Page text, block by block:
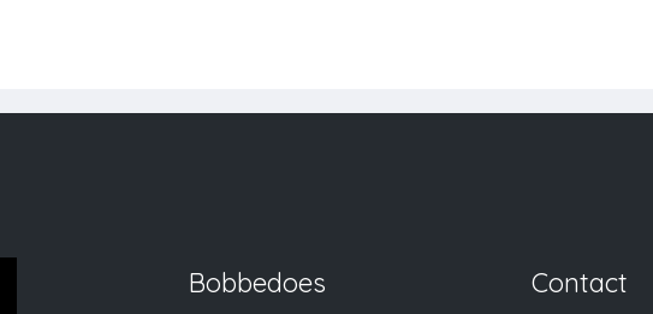
omschreven. Zaken als minieme kreukjes, licht roestige
Bobbedoes Contact